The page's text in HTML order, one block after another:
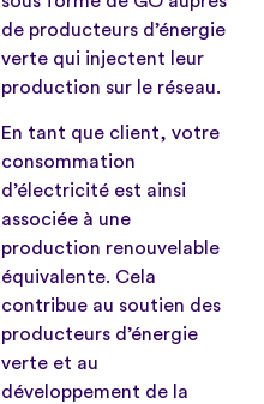
de producteurs d’énergie
verte qui injectent leur
production sur le réseau.
En tant que client, votre
consommation
d’électricité est ainsi
associée à une
production renouvelable
équivalente. Cela
contribue au soutien des
producteurs d’énergie
verte et au
développement de la